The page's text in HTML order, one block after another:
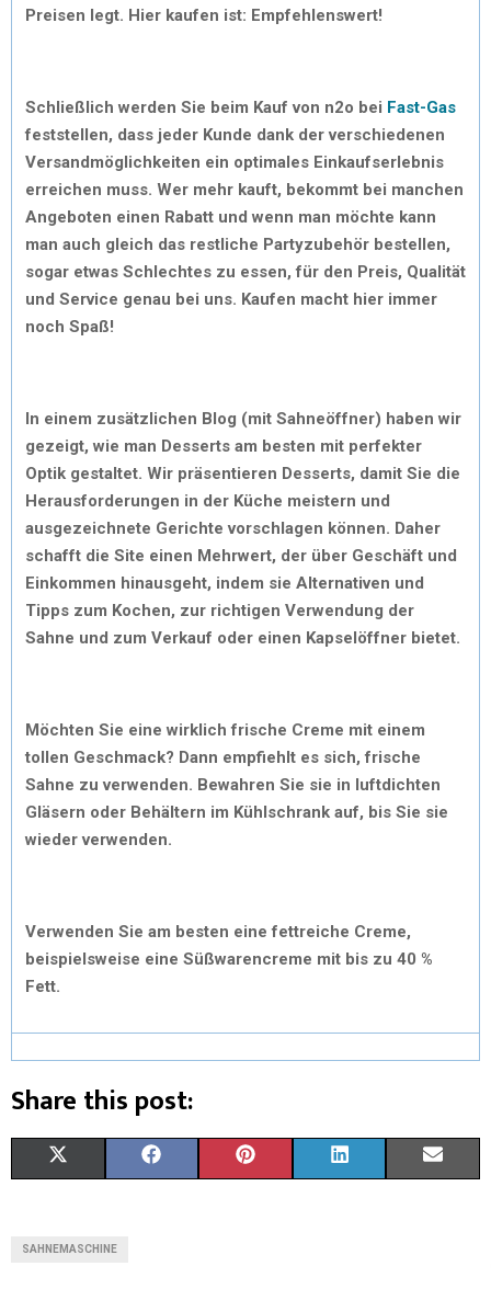
Preisen legt. Hier kaufen ist: Empfehlenswert!
Schließlich werden Sie beim Kauf von n2o bei Fast-Gas
feststellen, dass jeder Kunde dank der verschiedenen
Versandmöglichkeiten ein optimales Einkaufserlebnis
erreichen muss. Wer mehr kauft, bekommt bei manchen
Angeboten einen Rabatt und wenn man möchte kann
man auch gleich das restliche Partyzubehör bestellen,
sogar etwas Schlechtes zu essen, für den Preis, Qualität
und Service genau bei uns. Kaufen macht hier immer
noch Spaß!
In einem zusätzlichen Blog (mit Sahneöffner) haben wir
gezeigt, wie man Desserts am besten mit perfekter
Optik gestaltet. Wir präsentieren Desserts, damit Sie die
Herausforderungen in der Küche meistern und
ausgezeichnete Gerichte vorschlagen können. Daher
schafft die Site einen Mehrwert, der über Geschäft und
Einkommen hinausgeht, indem sie Alternativen und
Tipps zum Kochen, zur richtigen Verwendung der
Sahne und zum Verkauf oder einen Kapselöffner bietet.
Möchten Sie eine wirklich frische Creme mit einem
tollen Geschmack? Dann empfiehlt es sich, frische
Sahne zu verwenden. Bewahren Sie sie in luftdichten
Gläsern oder Behältern im Kühlschrank auf, bis Sie sie
wieder verwenden.
Verwenden Sie am besten eine fettreiche Creme,
beispielsweise eine Süßwarencreme mit bis zu 40 %
Fett.
Share this post:
SAHNEMASCHINE